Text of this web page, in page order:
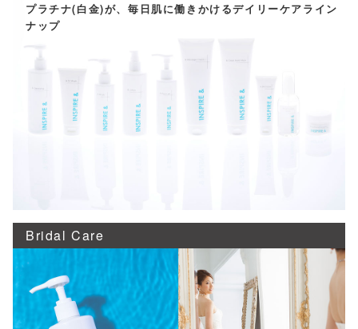
プラチナ(白金)が、毎日肌に働きかけるデイリーケアライン
ナップ
Bridal Care